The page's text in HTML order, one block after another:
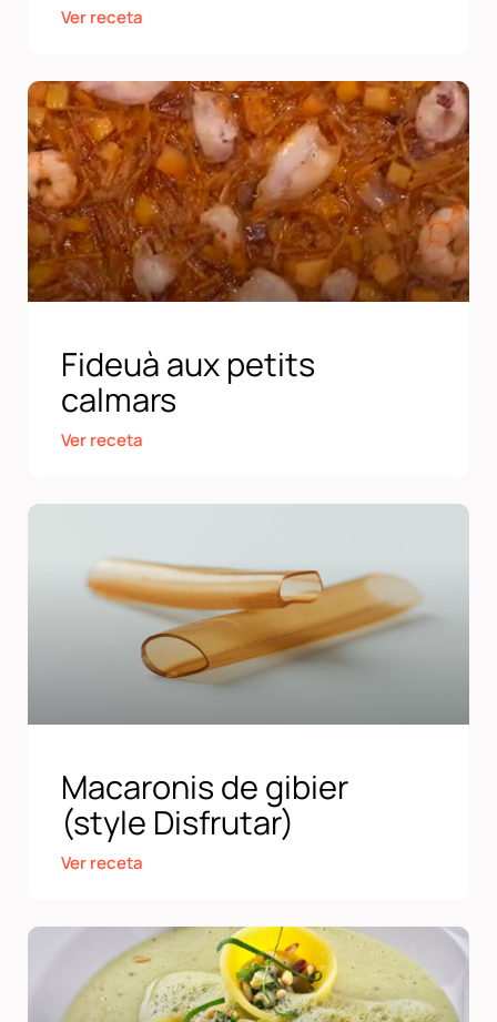
Ver receta
Fideuà aux petits
calmars
Ver receta
Macaronis de gibier
(style Disfrutar)
Ver receta